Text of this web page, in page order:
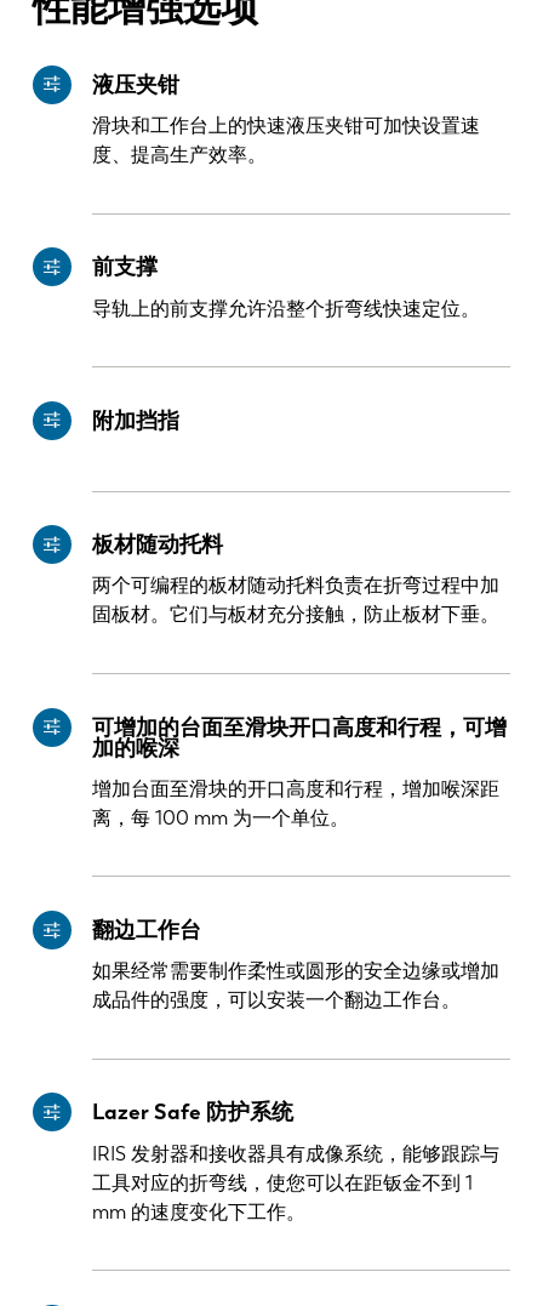
液压夹钳
滑块和工作台上的快速液压夹钳可加快设置速
度、提高生产效率。
前支撑
导轨上的前支撑允许沿整个折弯线快速定位。
附加挡指
板材随动托料
两个可编程的板材随动托料负责在折弯过程中加
固板材。它们与板材充分接触，防止板材下垂。
可增加的台面至滑块开口高度和行程，可增
加的喉深
增加台面至滑块的开口高度和行程，增加喉深距
离，每 100 mm 为一个单位。
翻边工作台
如果经常需要制作柔性或圆形的安全边缘或增加
成品件的强度，可以安装一个翻边工作台。
Lazer Safe 防护系统
IRIS 发射器和接收器具有成像系统，能够跟踪与
工具对应的折弯线，使您可以在距钣金不到 1
mm 的速度变化下工作。
EN-US
DE
PL